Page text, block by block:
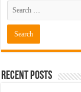
Recent Posts